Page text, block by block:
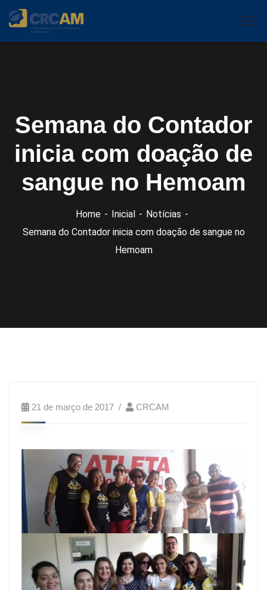
Semana do Contador
inicia com doação de
sangue no Hemoam
Home Inicial
Notícias
Semana do Contador inicia com doação de sangue no
Hemoam
21 de março de 2017 CRCAM